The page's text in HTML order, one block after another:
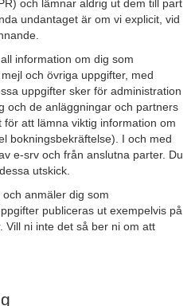
och lämnar aldrig ut dem till part
undantaget är om vi explicit, vid
information om dig som
och övriga uppgifter, med
uppgifter sker för administration
och de anläggningar och partners
att lämna viktig information om
bokningsbekräftelse). I och med
e-srv och från anslutna parter. Du
utskick.
anmäler dig som
publiceras ut exempelvis på
Vill ni inte det så ber ni om att